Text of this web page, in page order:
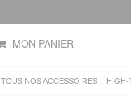
MON PANIER
TOUS NOS ACCESSOIRES HIGH-